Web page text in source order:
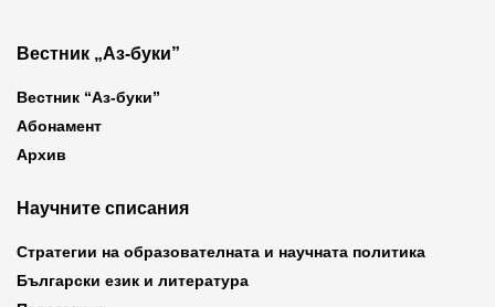
Вестник „Аз-буки”
Вестник “Аз-буки”
Абонамент
Архив
Научните списания
Стратегии на образователната и научната политика
Български език и литература